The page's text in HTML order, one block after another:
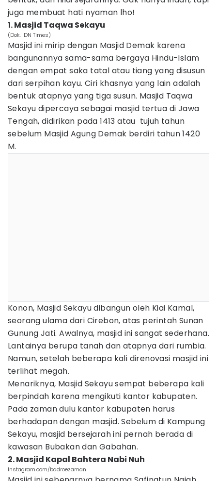
juga membuat hati nyaman lho!
1. Masjid Taqwa Sekayu
(Dok. IDN Times)
Masjid ini mirip dengan Masjid Demak karena
bangunannya sama-sama bergaya Hindu-Islam
dengan empat saka tatal atau tiang yang disusun
dari serpihan kayu. Ciri khasnya yang lain adalah
bentuk atapnya yang tiga susun. Masjid Taqwa
Sekayu dipercaya sebagai masjid tertua di Jawa
Tengah, didirikan pada 1413 atau tujuh tahun
sebelum Masjid Agung Demak berdiri tahun 1420
M.
Konon, Masjid Sekayu dibangun oleh Kiai Kamal,
seorang ulama dari Cirebon, atas perintah Sunan
Gunung Jati. Awalnya, masjid ini sangat sederhana.
Lantainya berupa tanah dan atapnya dari rumbia.
Namun, setelah beberapa kali direnovasi masjid ini
terlihat megah.
Menariknya, Masjid Sekayu sempat beberapa kali
berpindah karena mengikuti kantor kabupaten.
Pada zaman dulu kantor kabupaten harus
berhadapan dengan masjid. Sebelum di Kampung
Sekayu, masjid bersejarah ini pernah berada di
kawasan Bubakan dan Gabahan.
2. Masjid Kapal Bahtera Nabi Nuh
Instagram.com/badroezaman